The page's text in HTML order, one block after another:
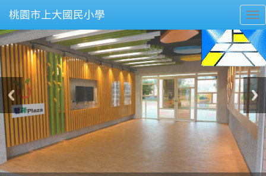
桃園市上大國民小學